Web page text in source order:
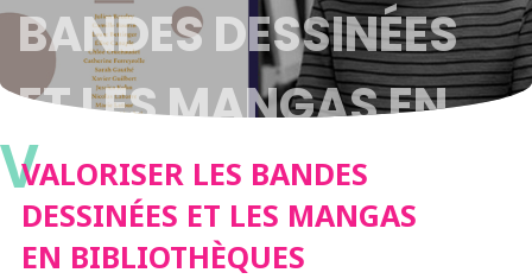
BANDES DESSINÉES
ET LES MANGAS EN
BIBLIOTHÈQUES
VVALORISER LES BANDES
DESSINÉES ET LES MANGAS
EN BIBLIOTHÈQUES